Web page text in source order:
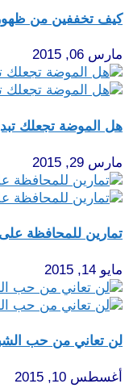
كيف تخففين من
مارس 06, 2015
هل الموضة تجعلك
مارس 29, 2015
تمارين للمحافظة
مايو 14, 2015
لن تعاني من حب
أغسطس 10, 2015